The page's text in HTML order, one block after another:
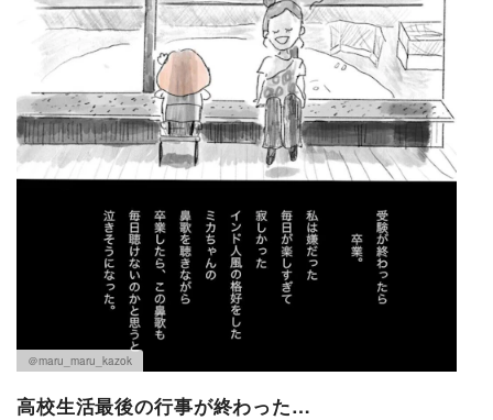
＠maru_maru_kazok
高校生活最後の行事が終わった…